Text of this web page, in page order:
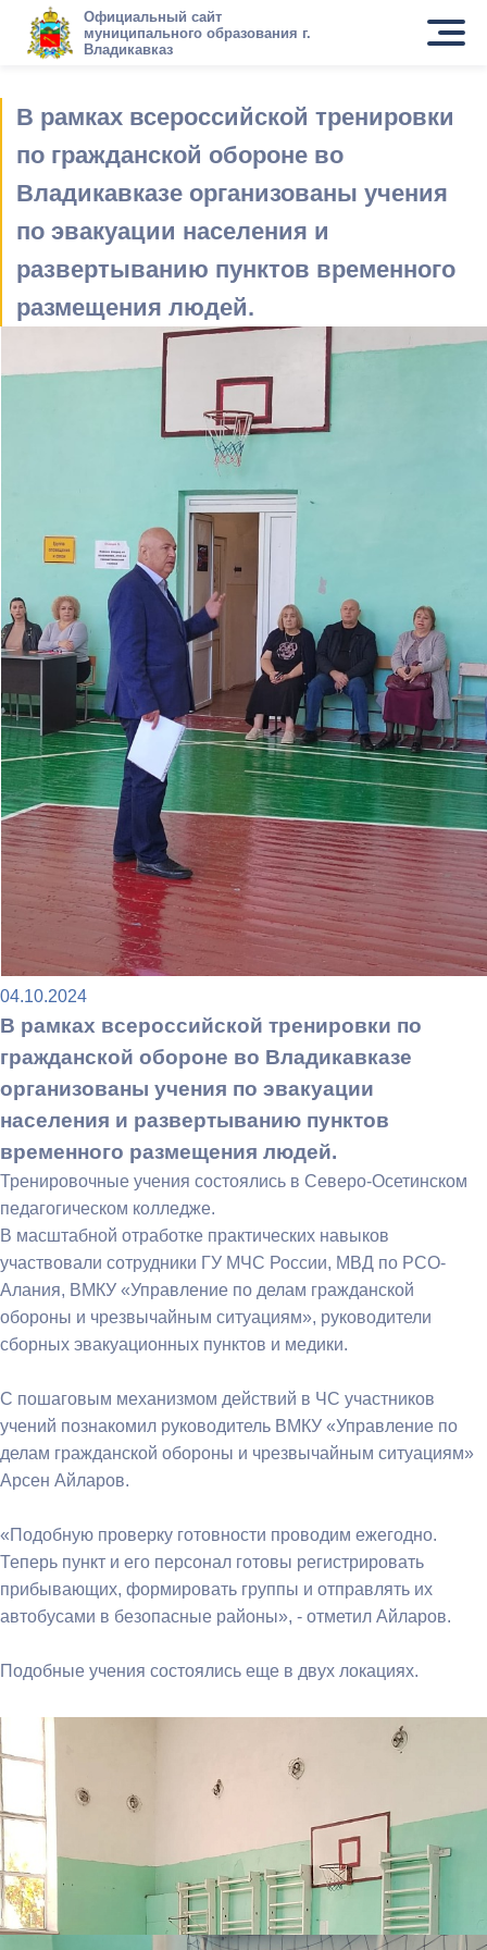
Официальный сайт
муниципального образования г.
Владикавказ
В рамках всероссийской тренировки
по гражданской обороне во
Владикавказе организованы учения
по эвакуации населения и
развертыванию пунктов временного
размещения людей.
04.10.2024
В рамках всероссийской тренировки по
гражданской обороне во Владикавказе
организованы учения по эвакуации
населения и развертыванию пунктов
временного размещения людей.
Тренировочные учения состоялись в Северо-Осетинском
педагогическом колледже.
В масштабной отработке практических навыков
участвовали сотрудники ГУ МЧС России, МВД по РСО-
Алания, ВМКУ «Управление по делам гражданской
обороны и чрезвычайным ситуациям», руководители
сборных эвакуационных пунктов и медики.
С пошаговым механизмом действий в ЧС участников
учений познакомил руководитель ВМКУ «Управление по
делам гражданской обороны и чрезвычайным ситуациям»
Арсен Айларов.
«Подобную проверку готовности проводим ежегодно.
Теперь пункт и его персонал готовы регистрировать
прибывающих, формировать группы и отправлять их
автобусами в безопасные районы», - отметил Айларов.
Подобные учения состоялись еще в двух локациях.